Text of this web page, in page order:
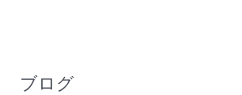
ブログ